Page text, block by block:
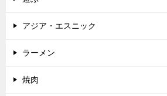
アジア・エスニック
ラーメン
焼肉